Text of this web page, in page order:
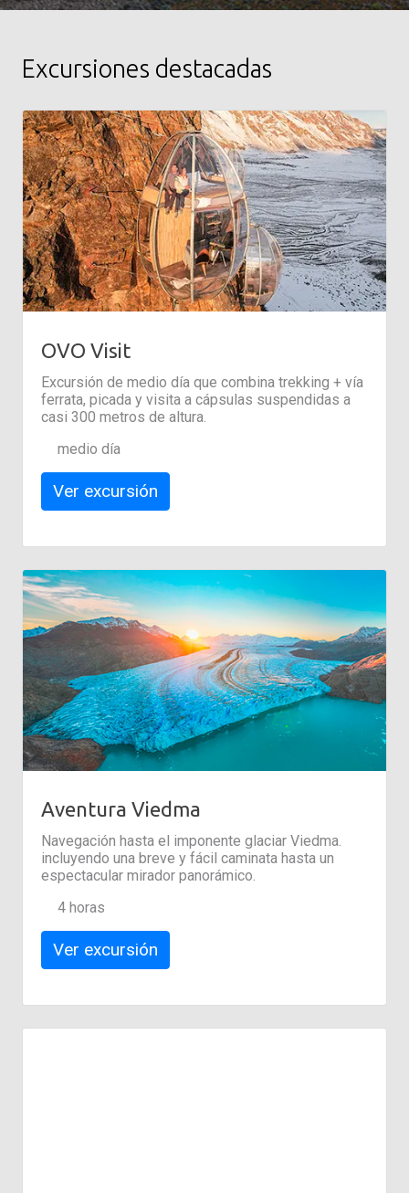
Excursiones destacadas
OVO Visit
Excursión de medio día que combina trekking + vía
ferrata, picada y visita a cápsulas suspendidas a
casi 300 metros de altura.
medio día
Ver excursión
Aventura Viedma
Navegación hasta el imponente glaciar Viedma.
incluyendo una breve y fácil caminata hasta un
espectacular mirador panorámico.
4 horas
Ver excursión